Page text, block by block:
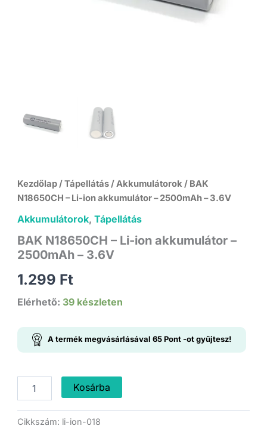
Kezdőlap/Tápellátás/Akkumulátorok / BAK
N18650CH – Li-ion akkumulátor – 2500mAh – 3.6V
Akkumulátorok, Tápellátás
BAK N18650CH – Li-ion akkumulátor –
2500mAh – 3.6V
1.299 Ft
Elérhető: 39 készleten
A termék megvásárlásával 65Pont-ot gyűjtesz!
N18650CH
Li-
Kosárba
Cikkszám: li-ion-018